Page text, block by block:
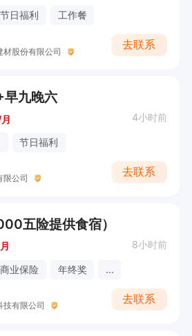
节日福利 工作餐
股份有限公司
去联系
九晚六
4小时前
节日福利
限公司
去联系
五险提供食宿）
8小时前
商业保险 年终奖 ...
技有限公司
去联系